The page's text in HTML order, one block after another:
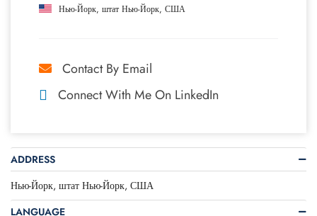
Нью-Йорк, штат Нью-Йорк, США
Contact By Email
Connect With Me On LinkedIn
ADDRESS
Нью-Йорк, штат Нью-Йорк, США
LANGUAGE